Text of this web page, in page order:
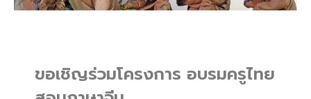
ขอเชิญร่วมโครงการ อบรมครูไทย